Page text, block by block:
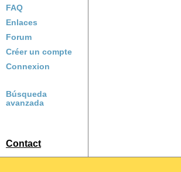
FAQ
Enlaces
Forum
Créer un compte
Connexion
Búsqueda
avanzada
Contact